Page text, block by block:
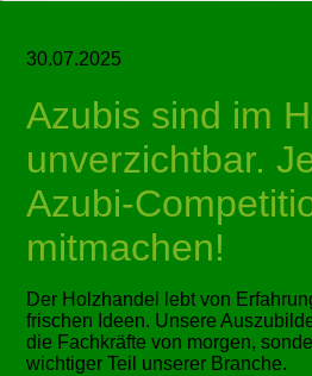
30.07.2025
Azubis sind im
unverzichtbar.
Azubi-
mitmachen!
Der Holzhandel lebt von
frischen Ideen. Unsere
die Fachkräfte von morgen,
wichtiger Teil unserer Branche.